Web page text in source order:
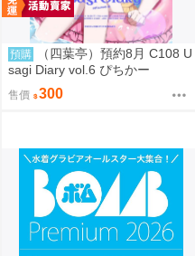
預購
（四葉亭）預約8月 C108 U
sagi Diary vol.6 ぴちかー
售價 300